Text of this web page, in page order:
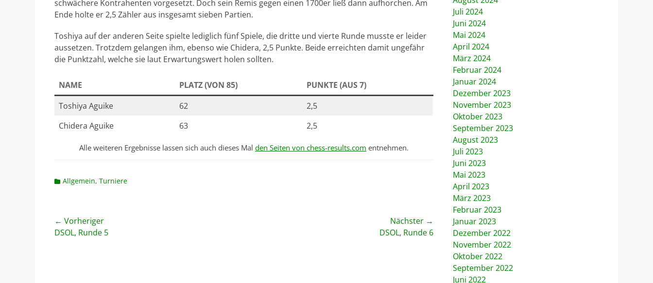
schwächere Kontrahenten vorgesetzt. Doch sein Remis gegen einen 1700er ließ dann aufhorchen. Am
Ende holte er 2,5 Zähler aus insgesamt sieben Partien.
Toshiya auf der anderen Seite spielte lediglich fünf Spiele, die dritte und vierte Runde musste er leider
aussetzen. Trotzdem gelangen ihm, ebenso wie Chidera, 2,5 Punkte. Beide erreichten damit ungefähr
die Punktzahl, welche sie laut Erwartungswert holen sollten.
NAME PLATZ (VON 85)
PUNKTE (AUS 7)
Toshiya Aguike
62
2,5
Chidera Aguike
63 2,5
Alle weiteren Ergebnisse lassen sich auch dieses Mal den Seiten von chess-results.com entnehmen.
Kategorien
Allgemein, Turniere
Beitragsnavigation
← Vorheriger
Vorheriger
DSOL, Runde 5
Nächster →
DSOL, Runde 6
Juli 2024
Juni 2024
Mai 2024
April 2024
März 2024
Februar 2024
Januar 2024
Dezember 2023
November 2023
Oktober 2023
September 2023
August 2023
Juli 2023
Juni 2023
Mai 2023
April 2023
März 2023
Februar 2023
Januar 2023
Dezember 2022
November 2022
Oktober 2022
September 2022
Juni 2022